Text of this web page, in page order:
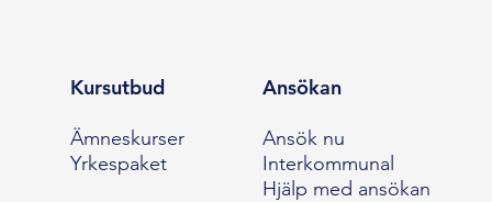
Kursutbud
Ämneskurser
Yrkespaket
Ansökan
Ansök nu
Interkommunal
Hjälp med ansökan